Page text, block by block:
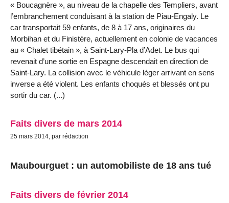
« Boucagnère », au niveau de la chapelle des Templiers, avant
l’embranchement conduisant à la station de Piau-Engaly. Le
car transportait 59 enfants, de 8 à 17 ans, originaires du
Morbihan et du Finistère, actuellement en colonie de vacances
au « Chalet tibétain », à Saint-Lary-Pla d’Adet. Le bus qui
revenait d’une sortie en Espagne descendait en direction de
Saint-Lary. La collision avec le véhicule léger arrivant en sens
inverse a été violent. Les enfants choqués et blessés ont pu
sortir du car. (...)
Faits divers de mars 2014
25 mars 2014, par rédaction
Maubourguet : un automobiliste de 18 ans tué
Faits divers de février 2014